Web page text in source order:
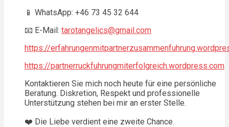
📱 WhatsApp: +46 73 45 32 644
📧 E-Mail: tarotangelics@gmail.com
https://
https://partnerruckfuhrungmiterfolgreich.wordpress.com
Kontaktieren Sie mich noch heute für eine persönliche
Beratung. Diskretion, Respekt und professionelle
Unterstützung stehen bei mir an erster Stelle.
❤️ Die Liebe verdient eine zweite Chance.